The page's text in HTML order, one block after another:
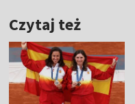
Czytaj też